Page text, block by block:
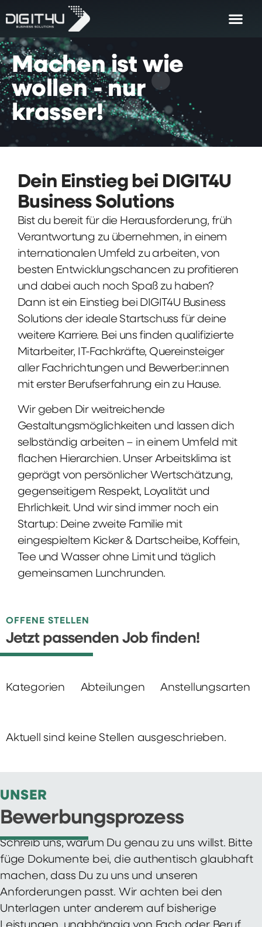
Machen ist wie
wollen - nur
krasser!
Dein Einstieg bei DIGIT4U
Business Solutions
Bist du bereit für die Herausforderung, früh
Verantwortung zu übernehmen, in einem
internationalen Umfeld zu arbeiten, von
besten Entwicklungschancen zu profitieren
und dabei auch noch Spaß zu haben?
Dann ist ein Einstieg bei DIGIT4U Business
Solutions der ideale Startschuss für deine
weitere Karriere. Bei uns finden qualifizierte
Mitarbeiter, IT-Fachkräfte, Quereinsteiger
aller Fachrichtungen und Bewerber:innen
mit erster Berufserfahrung ein zu Hause.
Wir geben Dir weitreichende
Gestaltungsmöglichkeiten und lassen dich
selbständig arbeiten – in einem Umfeld mit
flachen Hierarchien. Unser Arbeitsklima ist
geprägt von persönlicher Wertschätzung,
gegenseitigem Respekt, Loyalität und
Ehrlichkeit. Und wir sind immer noch ein
Startup: Deine zweite Familie mit
eingespieltem Kicker & Dartscheibe, Koffein,
Tee und Wasser ohne Limit und täglich
gemeinsamen Lunchrunden.
OFFENE STELLEN
Jetzt passenden Job finden!
Kategorien Abteilungen Anstellungsarten
Aktuell sind keine Stellen ausgeschrieben.
UNSER
Bewerbungsprozess
Schreib uns, warum Du genau zu uns willst. Bitte
füge Dokumente bei, die authentisch glaubhaft
machen, dass Du zu uns und unseren
Anforderungen passt. Wir achten bei den
Unterlagen unter anderem auf bisherige